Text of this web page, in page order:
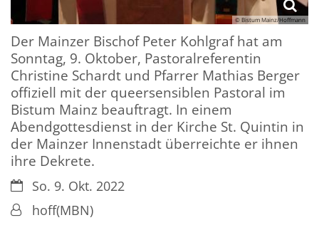
© Bistum Mainz/Hoffmann
Der Mainzer Bischof Peter Kohlgraf hat am
Sonntag, 9. Oktober, Pastoralreferentin
Christine Schardt und Pfarrer Mathias Berger
offiziell mit der queersensiblen Pastoral im
Bistum Mainz beauftragt. In einem
Abendgottesdienst in der Kirche St. Quintin in
der Mainzer Innenstadt überreichte er ihnen
ihre Dekrete.
Datum:So. 9. Okt. 2022
Von:hoff(MBN)